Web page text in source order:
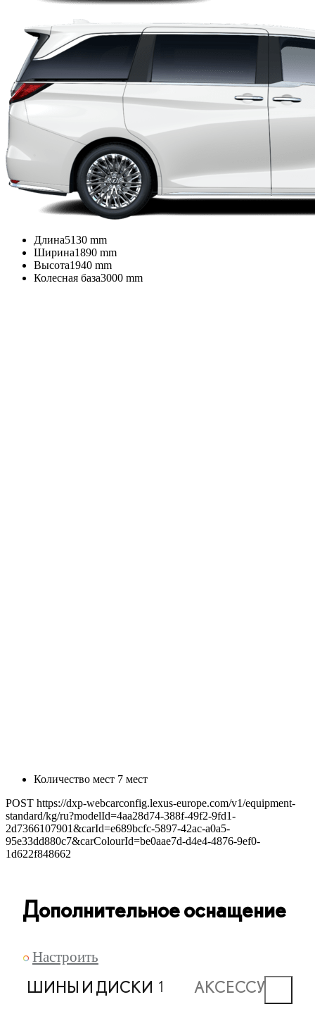
Длина5130 mm
Ширина1890 mm
Высота1940 mm
Колесная база3000 mm
Количество мест 7 мест
POST https://dxp-webcarconfig.lexus-europe.com/v1/equipment-
standard/kg/ru?modelId=4aa28d74-388f-49f2-9fd1-
2d7366107901&carId=e689bcfc-5897-42ac-a0a5-
95e33dd880c7&carColourId=be0aae7d-d4e4-4876-9ef0-
1d622f848662
Дополнительное оснащение
Настроить
ШИНЫ И ДИСКИ 1 АКСЕССУАРЫ